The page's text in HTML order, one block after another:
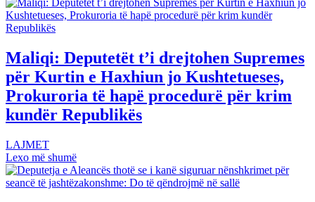
Maliqi: Deputetët t’i drejtohen Supremes
për Kurtin e Haxhiun jo Kushtetueses,
Prokuroria të hapë procedurë për krim
kundër Republikës
LAJMET
Lexo më shumë